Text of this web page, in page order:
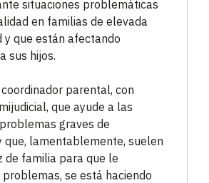
situaciones problemáticas
en familias de elevada
y que están afectando
sus hijos.
parental, con
que ayude a las
graves de
que, lamentablemente, suelen
de familia para que le
se está haciendo